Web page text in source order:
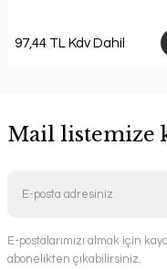
97,44 TL Kdv Dahil
Mail listemize
E-postalarımızı almak için
abonelikten çıkabilirsiniz.